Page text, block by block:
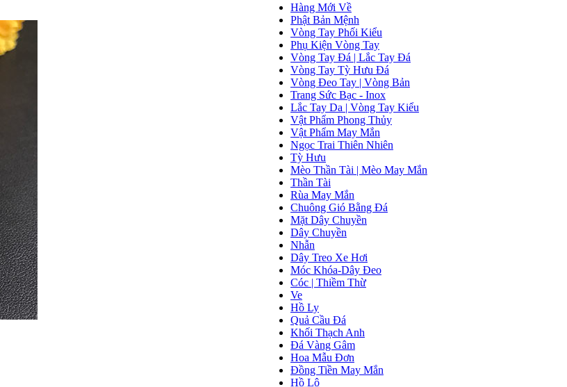
Hàng Mới Về
Phật Bản Mệnh
Vòng Tay Phối Kiểu
Phụ Kiện Vòng Tay
Vòng Tay Đá | Lắc Tay Đá
Vòng Tay Tỳ Hưu Đá
Vòng Đeo Tay | Vòng Bản
Trang Sức Bạc - Inox
Lắc Tay Da | Vòng Tay Kiểu
Vật Phẩm Phong Thủy
Vật Phẩm May Mắn
Ngọc Trai Thiên Nhiên
Tỳ Hưu
Mèo Thần Tài | Mèo May Mắn
Thần Tài
Rùa May Mắn
Chuông Gió Bằng Đá
Mặt Dây Chuyền
Dây Chuyền
Nhẫn
Dây Treo Xe Hơi
Móc Khóa-Dây Đeo
Cóc | Thiềm Thừ
Ve
Hồ Ly
Quả Cầu Đá
Khối Thạch Anh
Đá Vàng Gâm
Hoa Mẫu Đơn
Đồng Tiền May Mắn
Hồ Lô